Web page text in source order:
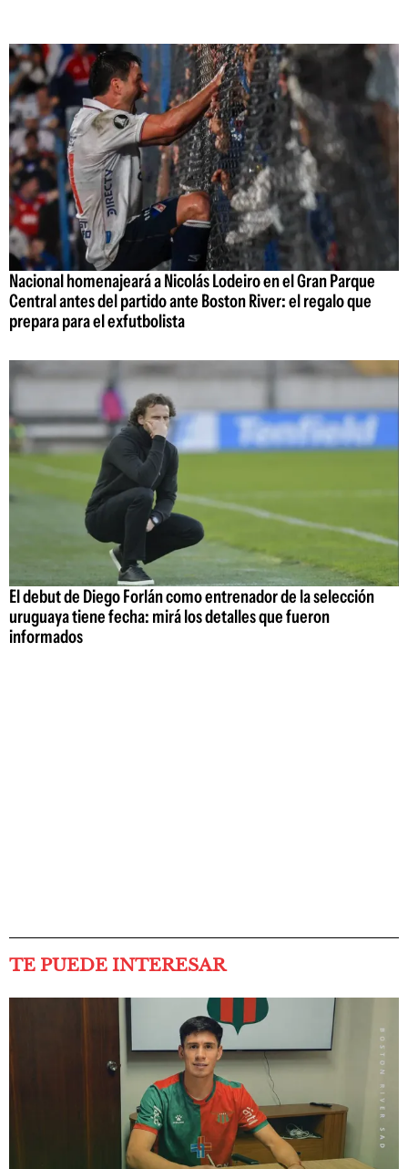
Nacional homenajeará a Nicolás Lodeiro en el Gran Parque
Central antes del partido ante Boston River: el regalo que
prepara para el exfutbolista
El debut de Diego Forlán como entrenador de la selección
uruguaya tiene fecha: mirá los detalles que fueron
informados
TE PUEDE INTERESAR